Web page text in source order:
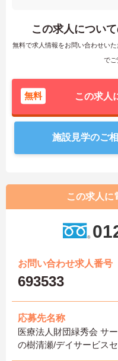
この求人につい
無料で求人情報をお問い合わせい
でご
無料 この求人
施設見学のご
この求人に
お問い合わせ求人番号
693533
応募先名称
医療法人財団緑秀会 サ
の樹清瀬/デイサービス